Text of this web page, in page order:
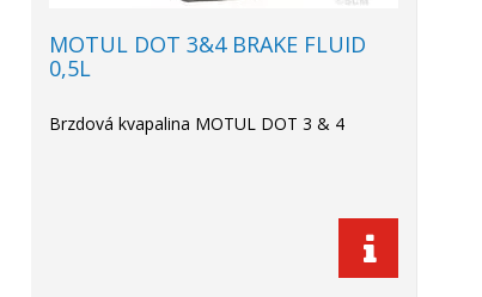
MOTUL DOT 3&4 BRAKE FLUID
0,5L
Brzdová kvapalina MOTUL DOT 3 & 4